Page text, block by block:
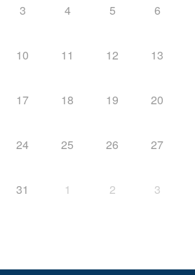
3 4 5 6
10 11 12 13
17 18 19 20
24 25 26 27
31 1 2 3